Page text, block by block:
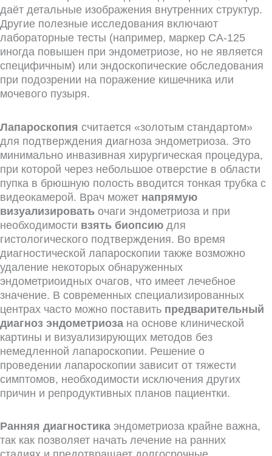
даёт детальные изображения внутренних структур.
Другие полезные исследования включают
лабораторные тесты (например, маркер CA-125
иногда повышен при эндометриозе, но не является
специфичным) или эндоскопические обследования
при подозрении на поражение кишечника или
мочевого пузыря.
Лапароскопия считается «золотым стандартом»
для подтверждения диагноза эндометриоза. Это
минимально инвазивная хирургическая процедура,
при которой через небольшое отверстие в области
пупка в брюшную полость вводится тонкая трубка с
видеокамерой. Врач может напрямую
визуализировать очаги эндометриоза и при
необходимости взять биопсию для
гистологического подтверждения. Во время
диагностической лапароскопии также возможно
удаление некоторых обнаруженных
эндометриоидных очагов, что имеет лечебное
значение. В современных специализированных
центрах часто можно поставить предварительный
диагноз эндометриоза на основе клинической
картины и визуализирующих методов без
немедленной лапароскопии. Решение о
проведении лапароскопии зависит от тяжести
симптомов, необходимости исключения других
причин и репродуктивных планов пациентки.
Ранняя диагностика эндометриоза крайне важна,
так как позволяет начать лечение на ранних